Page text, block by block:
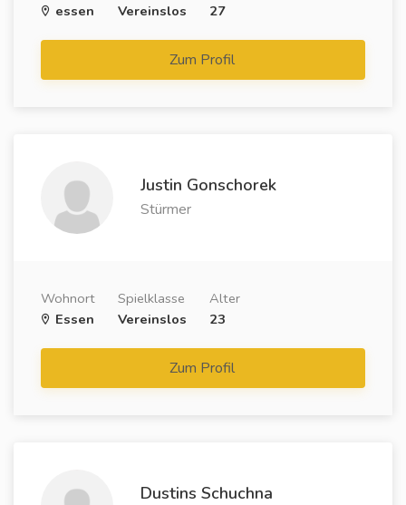
essen
Vereinslos
27
Zum Profil
Justin Gonschorek
Stürmer
Wohnort
Essen
Spielklasse
Vereinslos
Alter
23
Zum Profil
Dustins Schuchna